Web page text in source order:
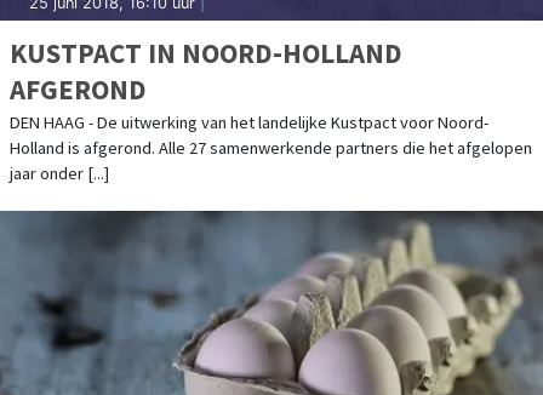
KUSTPACT IN NOORD-HOLLAND
AFGEROND
DEN HAAG - De uitwerking van het landelijke Kustpact voor Noord-
Holland is afgerond. Alle 27 samenwerkende partners die het afgelopen
jaar onder [...]